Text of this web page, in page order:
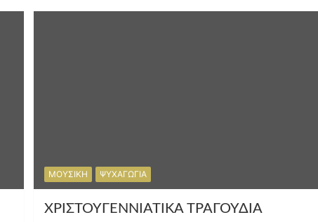
ΜΟΥΣΙΚΗ ΨΥΧΑΓΩΓΙΑ
ΧΡΙΣΤΟΥΓΕΝΝΙΑΤΙΚΑ ΤΡΑΓΟΥΔΙΑ